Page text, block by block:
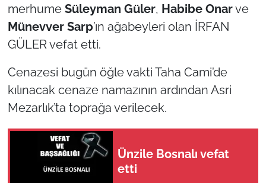
merhume Süleyman Güler, Habibe Onarve
Münevver Sarp’ın ağabeyleri olan İRFAN
GÜLER vefat etti.
Cenazesi bugün öğle vakti Taha Cami’de
kılınacak cenaze namazının ardından Asri
Mezarlık’ta toprağa verilecek.
Ünzile Bosnalı vefat
etti
KIRKLARELİ
ÇANAKKALE
TÜRKİYE
Bölge
Güvenlik
Genel